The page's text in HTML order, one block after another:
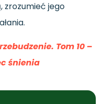
zrozumieć jego
Tom 10 –
śnienia